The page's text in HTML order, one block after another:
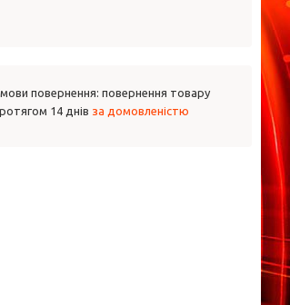
повернення товару
14 днів за домовленістю